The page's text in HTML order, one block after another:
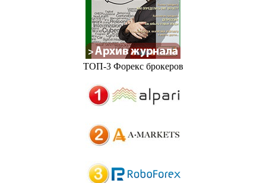
ТОП-3 Форекс брокеров